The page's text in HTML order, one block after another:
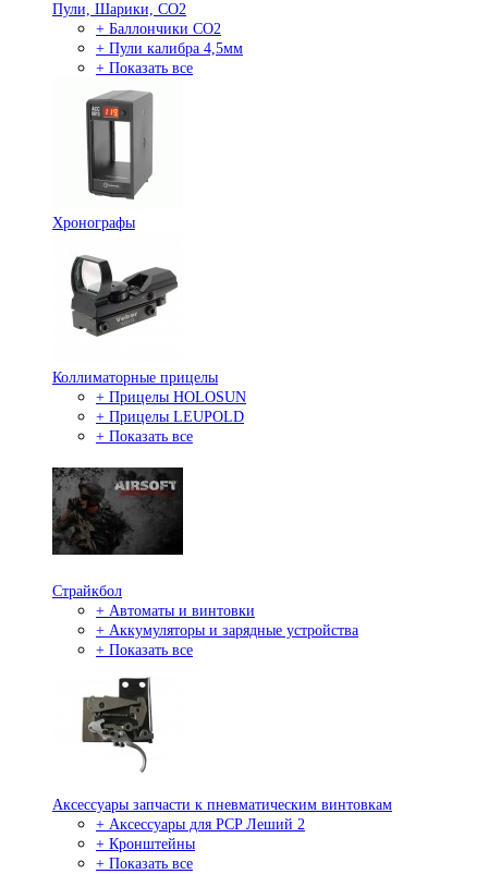
Пули, Шарики, СО2
+ Баллончики СО2
+ Пули калибра 4,5мм
+ Показать все
Хронографы
Коллиматорные прицелы
+ Прицелы HOLOSUN
+ Прицелы LEUPOLD
+ Показать все
Страйкбол
+ Автоматы и винтовки
+ Аккумуляторы и зарядные устройства
+ Показать все
Аксессуары запчасти к пневматическим винтовкам
+ Аксессуары для PCP Леший 2
+ Кронштейны
+ Показать все